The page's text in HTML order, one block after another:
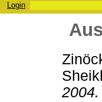
Login